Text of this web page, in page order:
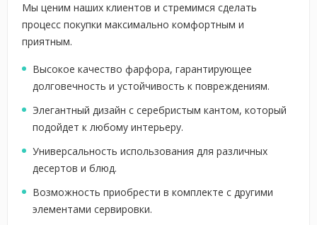
Мы ценим наших клиентов и стремимся сделать
процесс покупки максимально комфортным и
приятным.
Высокое качество фарфора, гарантирующее
долговечность и устойчивость к повреждениям.
Элегантный дизайн с серебристым кантом, который
подойдет к любому интерьеру.
Универсальность использования для различных
десертов и блюд.
Возможность приобрести в комплекте с другими
элементами сервировки.